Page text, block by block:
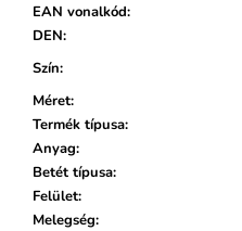
EAN vonalkód:
DEN:
Szín:
Méret:
Termék típusa:
Anyag:
Betét típusa:
Felület:
Melegség: